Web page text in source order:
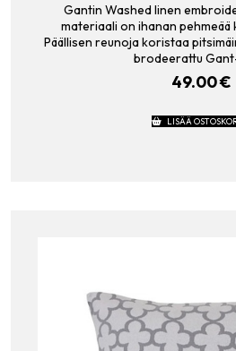
Gantin Washed linen
materiaali on ihanan pehmeää
Päällisen reunoja koristaa
brodeerattu
49.00€
LISÄÄ